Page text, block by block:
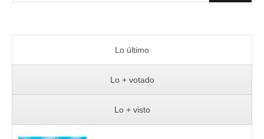
Lo último
Lo + votado
Lo + visto